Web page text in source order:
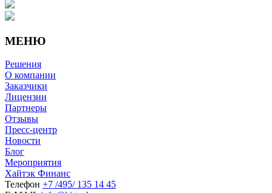
МЕНЮ
Решения
О компании
Заказчики
Лицензии
Партнеры
Отзывы
Пресс-центр
Новости
Блог
Мероприятия
Хайтэк Финанс
Телефон +7 /495/ 135 14 45